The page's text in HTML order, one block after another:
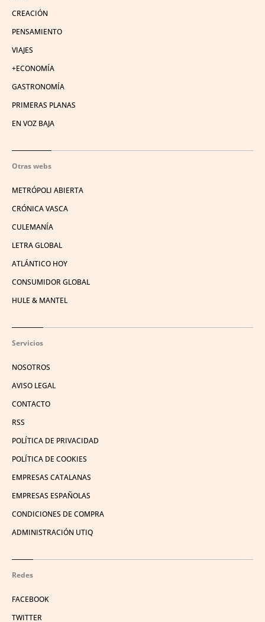
CREACIÓN
PENSAMIENTO
VIAJES
+ECONOMÍA
GASTRONOMÍA
PRIMERAS PLANAS
EN VOZ BAJA
Otras webs
METRÓPOLI ABIERTA
CRÓNICA VASCA
CULEMANÍA
LETRA GLOBAL
ATLÁNTICO HOY
CONSUMIDOR GLOBAL
HULE & MANTEL
Servicios
NOSOTROS
AVISO LEGAL
CONTACTO
RSS
POLÍTICA DE PRIVACIDAD
POLÍTICA DE COOKIES
EMPRESAS CATALANAS
EMPRESAS ESPAÑOLAS
CONDICIONES DE COMPRA
ADMINISTRACIÓN UTIQ
Redes
FACEBOOK
TWITTER